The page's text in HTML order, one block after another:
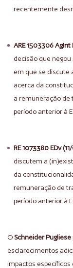
recentemente
ARE 1503306 AgInt
decisão que
em que se discute
acerca da
a remuneração de
período anterior à
RE 1073380 EDv
discutem a
da
remuneração de
período anterior à
OSchneider Pugliese
esclarecimentos
impactos específicos